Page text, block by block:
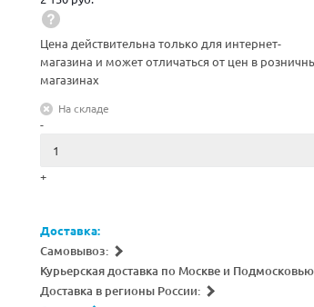
Цена действительна только для интернет-
магазина и может отличаться от цен в
магазинах
На складе
-
+
Доставка:
Самовывоз:
Курьерская доставка по Москве и
Доставка в регионы России: